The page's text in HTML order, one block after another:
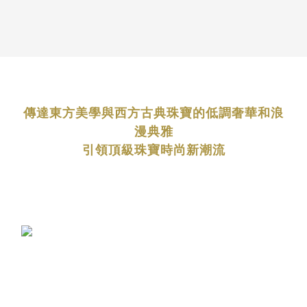
傳達東方美學與西方古典珠寶的低調奢華和浪
漫典雅
引領頂級珠寶時尚新潮流